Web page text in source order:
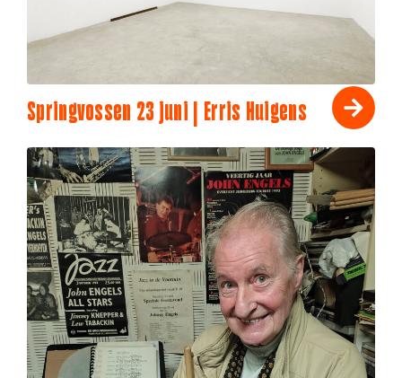
Springvossen 23 juni | Erris Huigens